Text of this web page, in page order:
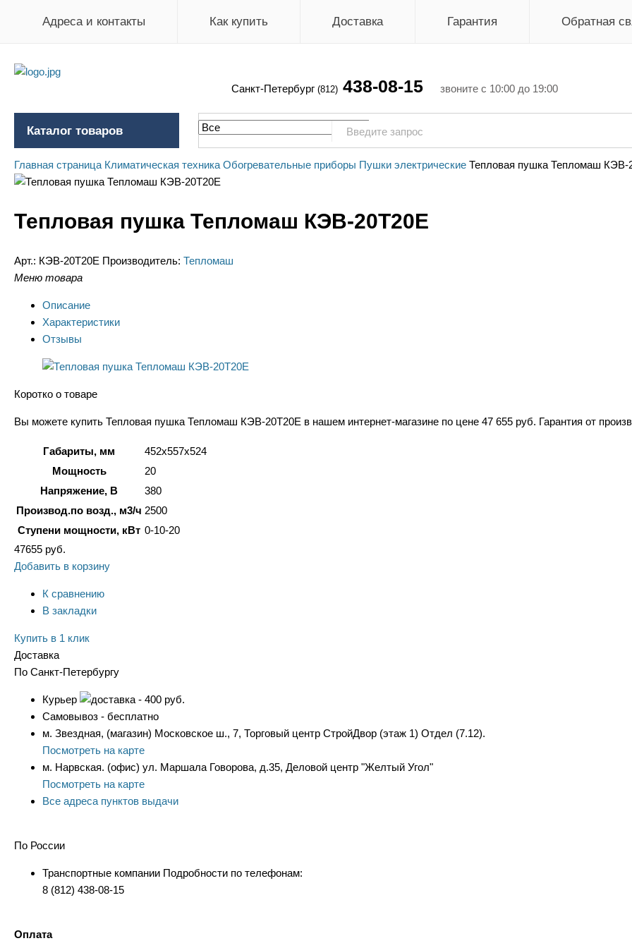
Адреса и контакты Как купить Доставка Гарантия Обратная
Санкт-Петербург (812) 438-08-15 звоните с 10:00 до 19:00
Каталог товаров
Главная страница Климатическая техника Обогревательные приборы Пушки электрические Тепловая пушка Тепломаш КЭВ-
Тепловая пушка Тепломаш КЭВ-20Т20Е
Арт.: КЭВ-20Т20Е Производитель: Тепломаш
Меню товара
Описание
Характеристики
Отзывы
Коротко о товаре
Вы можете купить Тепловая пушка Тепломаш КЭВ-20Т20Е в нашем интернет-магазине по цене 47 655 руб. Гарантия от
Габариты, мм
452x557x524
Мощность
20
Напряжение, В
380
Производ.по возд., м3/ч 2500
Ступени мощности, кВт 0-10-20
47655 руб.
Добавить в корзину
К сравнению
В закладки
Купить в 1 клик
Доставка
По Санкт-Петербургу
Курьер
- 400 руб.
Самовывоз - бесплатно
м. Звездная, (магазин) Московское ш., 7, Торговый центр СтройДвор (этаж 1) Отдел (7.12).
Посмотреть на карте
м. Нарвская. (офис) ул. Маршала Говорова, д.35, Деловой центр "Желтый Угол"
Посмотреть на карте
Все адреса пунктов выдачи
По России
Транспортные компании Подробности по телефонам:
8 (812) 438-08-15
Оплата